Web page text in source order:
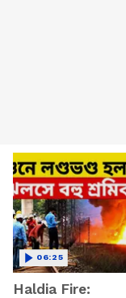
Haldia Fire:
06:25